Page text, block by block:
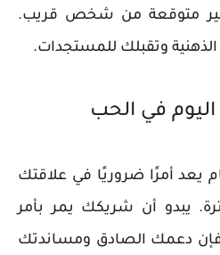
متوقعة من شخص قريب.
وتقبلك للمستجدات.
في الحب
يعد أمرًا ضروريًا في علاقتك
يبدو أن شريكك يمر بأمر
فإن دعمك الصادق ومساندتك